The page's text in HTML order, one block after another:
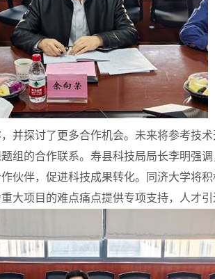
并探讨了更多合作机会。未来将参考技
组的合作联系。寿县科技局局长李明强
伙伴，促进科技成果转化。同济大学将
大项目的难点痛点提供专项支持，人才引